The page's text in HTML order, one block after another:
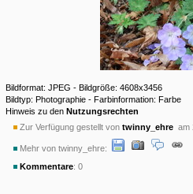
Bildformat: JPEG - Bildgröße: 4608x3456
Bildtyp: Photographie - Farbinformation: Farbe
Hinweis zu den Nutzungsrechten
Zur Verfügung gestellt von twinny_ehre am
Mehr von twinny_ehre:
Kommentare: 0